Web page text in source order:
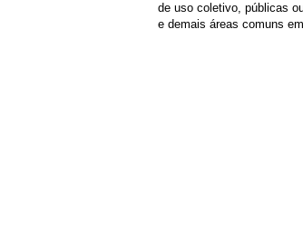
de uso coletivo, públicas
e demais áreas comuns